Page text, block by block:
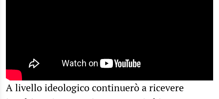
A livello ideologico continuerò a ricevere